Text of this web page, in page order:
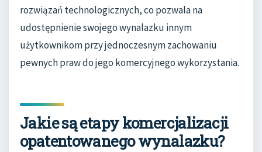
rozwiązań technologicznych, co pozwala na
udostępnienie swojego wynalazku innym
użytkownikom przy jednoczesnym zachowaniu
pewnych praw do jego komercyjnego wykorzystania.
Jakie są etapy komercjalizacji
opatentowanego wynalazku?